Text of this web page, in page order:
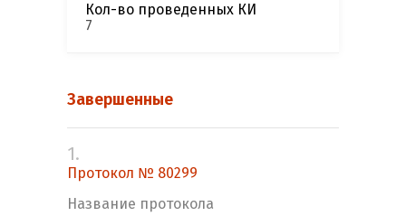
Кол-во проведенных КИ
7
Завершенные
1.
Протокол № 80299
Название протокола